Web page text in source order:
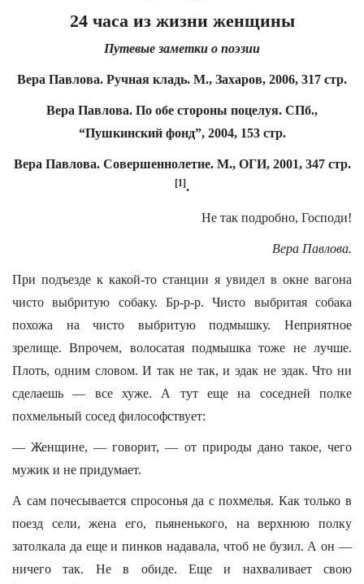
24 часа из жизни женщины
Путевые заметки о поэзии
Вера Павлова. Ручная кладь. М., Захаров, 2006, 317 стр.
Вера Павлова. По обе стороны поцелуя. СПб.,
“Пушкинский фонд”, 2004, 153 стр.
Вера Павлова. Совершеннолетие. М., ОГИ, 2001, 347 стр.
[1].
Не так подробно, Господи!
Вера Павлова.
При подъезде к какой-то станции я увидел в окне вагона
чисто выбритую собаку. Бр-р-р. Чисто выбритая собака
похожа на чисто выбритую подмышку. Неприятное
зрелище. Впрочем, волосатая подмышка тоже не лучше.
Плоть, одним словом. И так не так, и эдак не эдак. Что ни
сделаешь — все хуже. А тут еще на соседней полке
похмельный сосед философствует:
— Женщине, — говорит, — от природы дано такое, чего
мужик и не придумает.
А сам почесывается спросонья да с похмелья. Как только в
поезд сели, жена его, пьяненького, на верхнюю полку
затолкала да еще и пинков надавала, чтоб не бузил. А он —
ничего так. Не в обиде. Еще и нахваливает свою